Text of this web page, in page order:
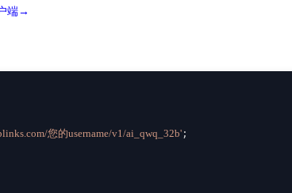
端→
您的username/v1/ai_qwq_32b' ;